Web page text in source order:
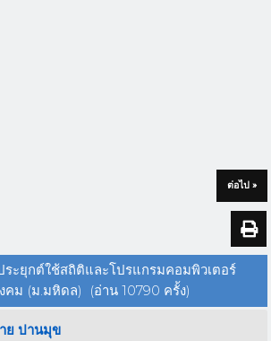
ต่อไป »
ระยุกต์ใช้สถิติและโปรแกรมคอมพิวเตอร์
คม (ม.มหิดล) (อ่าน 10790 ครั้ง)
ย ปานมุข